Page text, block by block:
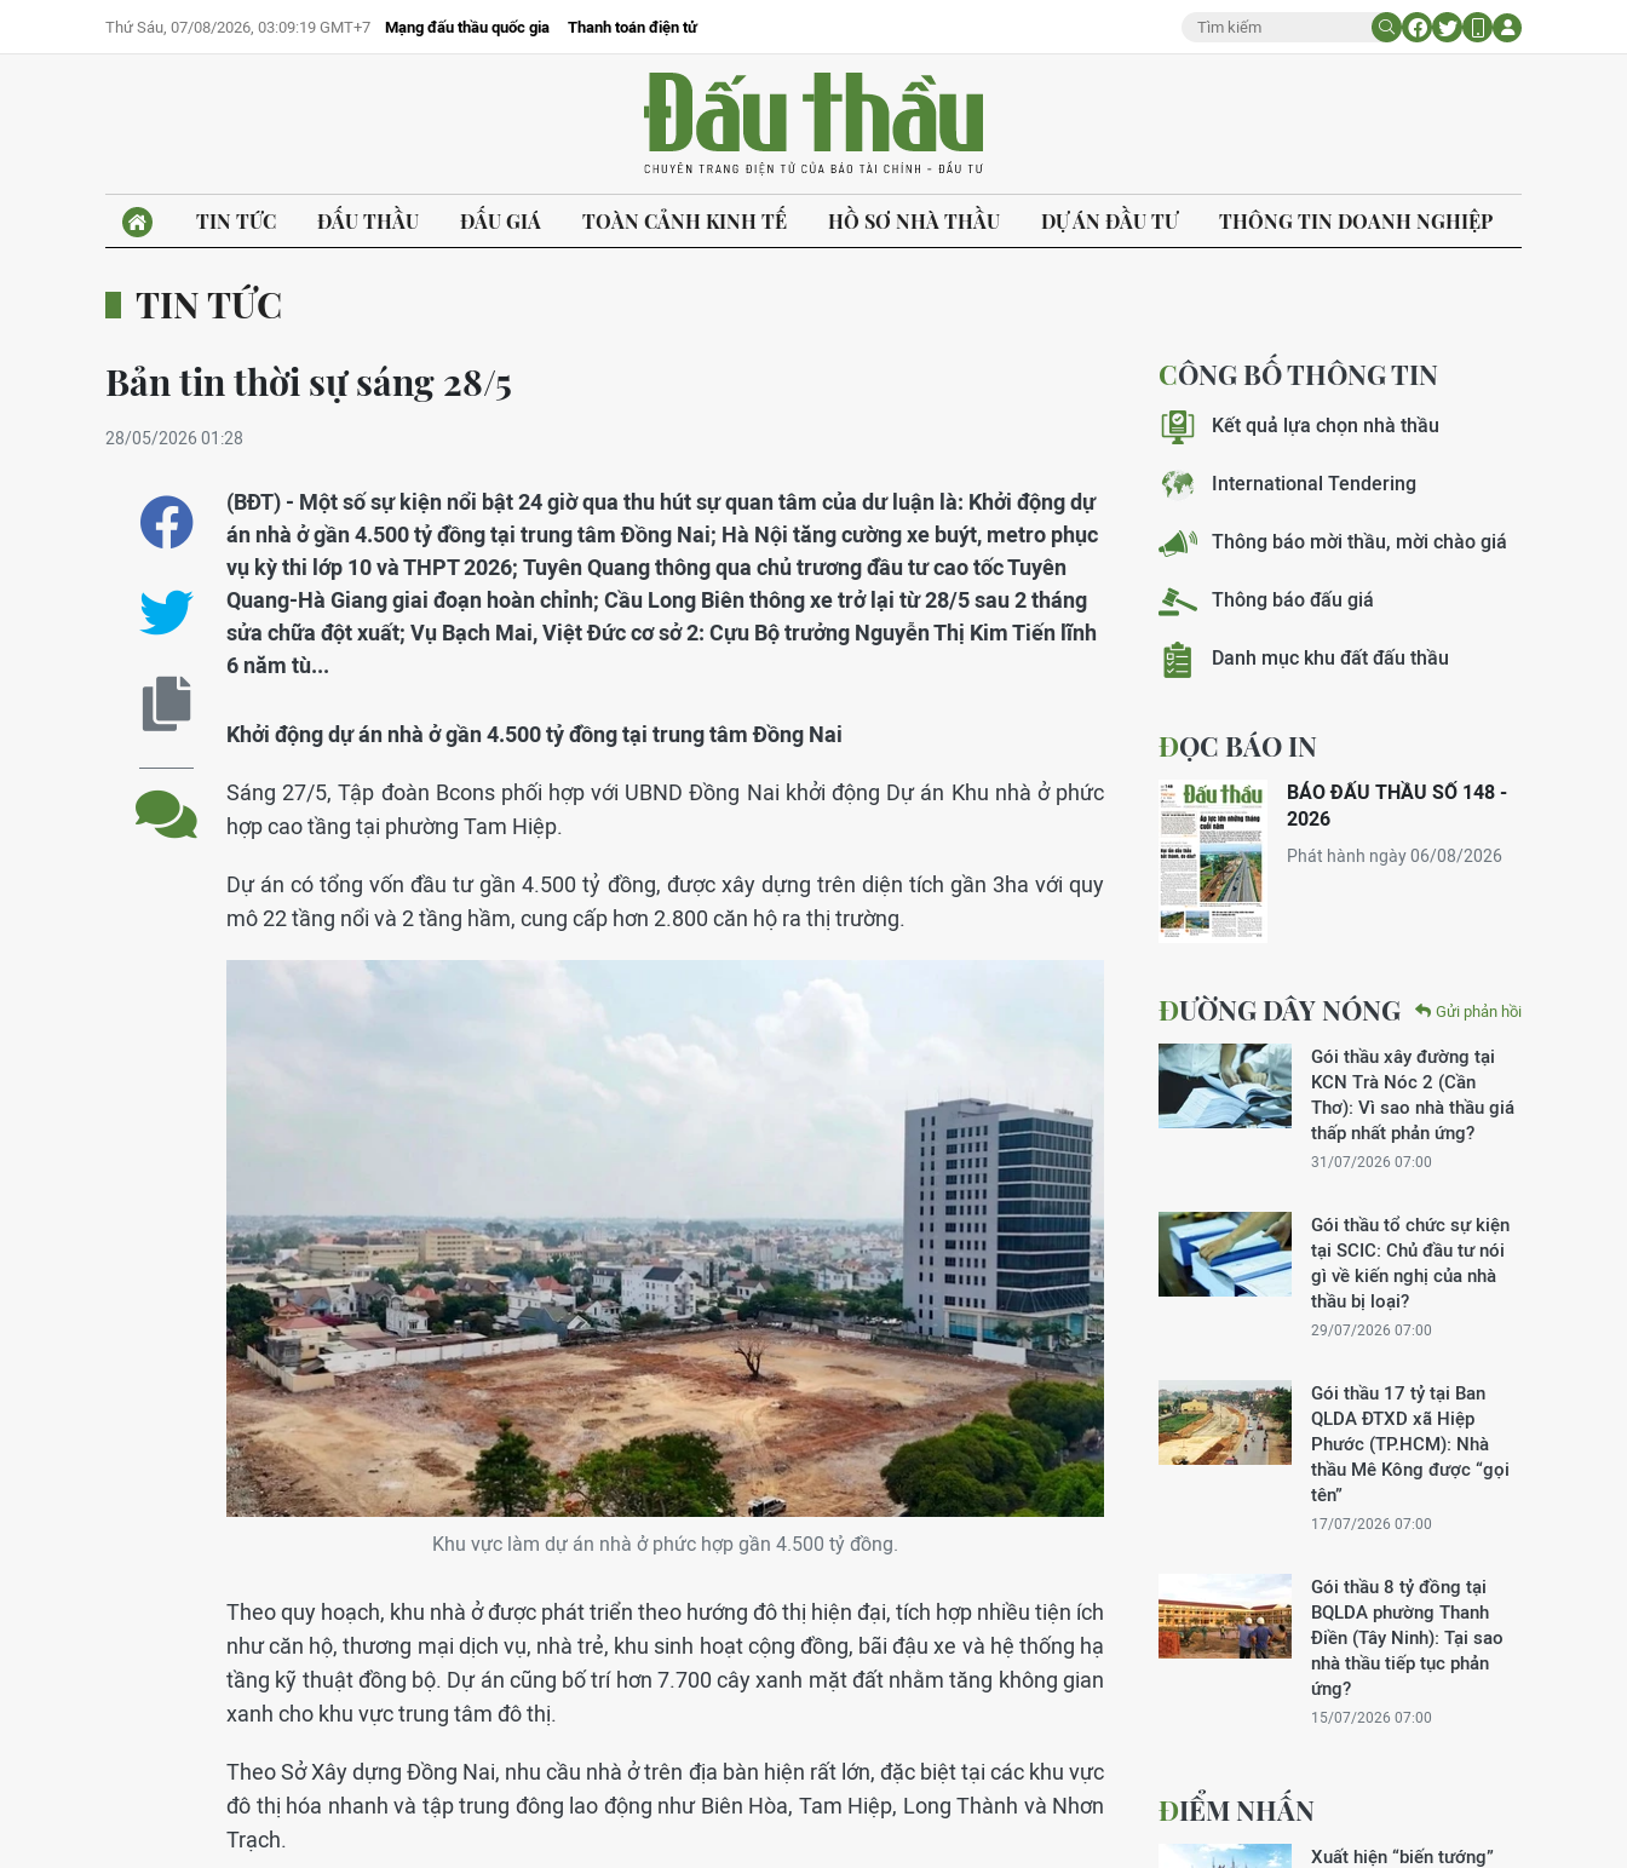
Thứ Sáu, 07/08/2026, 03:09:19 GMT+7 Mạng đấu thầu quốc gia Thanh toán điện tử
TIN TỨC ĐẤU THẦU ĐẤU GIÁ TOÀN CẢNH KINH TẾ HỒ SƠ NHÀ THẦU DỰ ÁN ĐẦU TƯ THÔNG TIN DOANH NGHIỆP
TIN TỨC
Bản tin thời sự sáng 28/5
28/05/2026 01:28
(BĐT) - Một số sự kiện nổi bật 24 giờ qua thu hút sự quan tâm của dư luận là: Khởi động dự
án nhà ở gần 4.500 tỷ đồng tại trung tâm Đồng Nai; Hà Nội tăng cường xe buýt, metro phục
vụ kỳ thi lớp 10 và THPT 2026; Tuyên Quang thông qua chủ trương đầu tư cao tốc Tuyên
Quang-Hà Giang giai đoạn hoàn chỉnh; Cầu Long Biên thông xe trở lại từ 28/5 sau 2 tháng
sửa chữa đột xuất; Vụ Bạch Mai, Việt Đức cơ sở 2: Cựu Bộ trưởng Nguyễn Thị Kim Tiến lĩnh
6 năm tù...
Khởi động dự án nhà ở gần 4.500 tỷ đồng tại trung tâm Đồng Nai
Sáng 27/5, Tập đoàn Bcons phối hợp với UBND Đồng Nai khởi động Dự án Khu nhà ở phức
hợp cao tầng tại phường Tam Hiệp.
Dự án có tổng vốn đầu tư gần 4.500 tỷ đồng, được xây dựng trên diện tích gần 3ha với quy
mô 22 tầng nổi và 2 tầng hầm, cung cấp hơn 2.800 căn hộ ra thị trường.
Khu vực làm dự án nhà ở phức hợp gần 4.500 tỷ đồng.
Theo quy hoạch, khu nhà ở được phát triển theo hướng đô thị hiện đại, tích hợp nhiều tiện ích
như căn hộ, thương mại dịch vụ, nhà trẻ, khu sinh hoạt cộng đồng, bãi đậu xe và hệ thống hạ
tầng kỹ thuật đồng bộ. Dự án cũng bố trí hơn 7.700 cây xanh mặt đất nhằm tăng không gian
xanh cho khu vực trung tâm đô thị.
Theo Sở Xây dựng Đồng Nai, nhu cầu nhà ở trên địa bàn hiện rất lớn, đặc biệt tại các khu vực
đô thị hóa nhanh và tập trung đông lao động như Biên Hòa, Tam Hiệp, Long Thành và Nhơn
Trạch.
CÔNG BỐ THÔNG TIN
Kết quả lựa chọn nhà thầu
International Tendering
Thông báo mời thầu, mời chào giá
Thông báo đấu giá
Danh mục khu đất đấu thầu
ĐỌC BÁO IN
BÁO ĐẤU THẦU SỐ 148 -
2026
Phát hành ngày 06/08/2026
ĐƯỜNG DÂY NÓNG Gửi phản hồi
Gói thầu xây đường tại
KCN Trà Nóc 2 (Cần
Thơ): Vì sao nhà thầu giá
thấp nhất phản ứng?
31/07/2026 07:00
Gói thầu tổ chức sự kiện
tại SCIC: Chủ đầu tư nói
gì về kiến nghị của nhà
thầu bị loại?
29/07/2026 07:00
Gói thầu 17 tỷ tại Ban
QLDA ĐTXD xã Hiệp
Phước (TP.HCM): Nhà
thầu Mê Kông được “gọi
tên”
17/07/2026 07:00
Gói thầu 8 tỷ đồng tại
BQLDA phường Thanh
Điền (Tây Ninh): Tại sao
nhà thầu tiếp tục phản
ứng?
15/07/2026 07:00
ĐIỂM NHẤN
Xuất hiện “biến tướng”